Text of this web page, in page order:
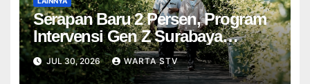
Serapan Baru 2 Persen, Program
Intervensi Gen Z Surabaya
Terancam Dihapus pada 2027
JUL 30, 2026 WARTA STV